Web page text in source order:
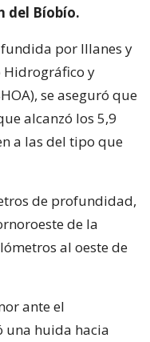
del Bíobío.
por Illanes y
Hidrográfico y
se aseguró que
alcanzó los 5,9
a las del tipo que
de profundidad,
de la
al oeste de
ante el
una huida hacia